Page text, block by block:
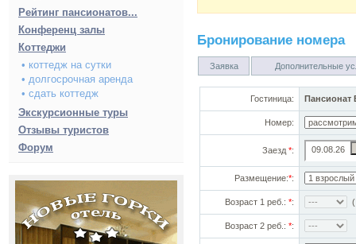
Рейтинг пансионатов...
Конференц залы
Коттеджи
• коттедж на сутки
• долгосрочная аренда
• сдать коттедж
Экскурсионные туры
Отзывы туристов
Форум
Бронирование номера
Заявка Дополнительные
Гостиница: Пансионат
Номер:
Заезд *:
Размещение:*:
Возраст 1 реб.: *:
Возраст 2 реб.: *: